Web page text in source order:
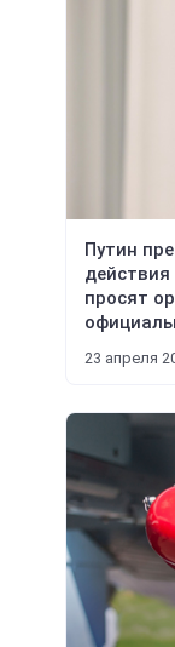
Путин
просят
23 апреля